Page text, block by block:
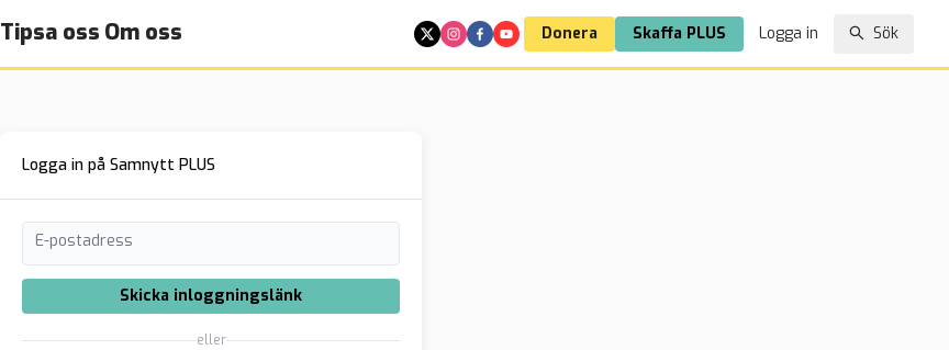
Tipsa oss Om oss Donera Skaffa PLUS Logga in Sök
Logga in på Samnytt PLUS
E-postadress
Skicka inloggningslänk
eller